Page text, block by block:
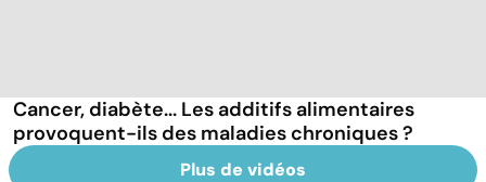
Cancer, diabète... Les additifs alimentaires
provoquent-ils des maladies chroniques ?
Plus de vidéos